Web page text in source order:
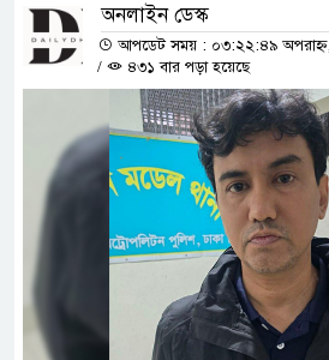
অনলাইন ডেস্ক
আপডেট সময় : ০৩:২২:৪৯ অপরাহ্ন,
/
৪৩১ বার পড়া হয়েছে